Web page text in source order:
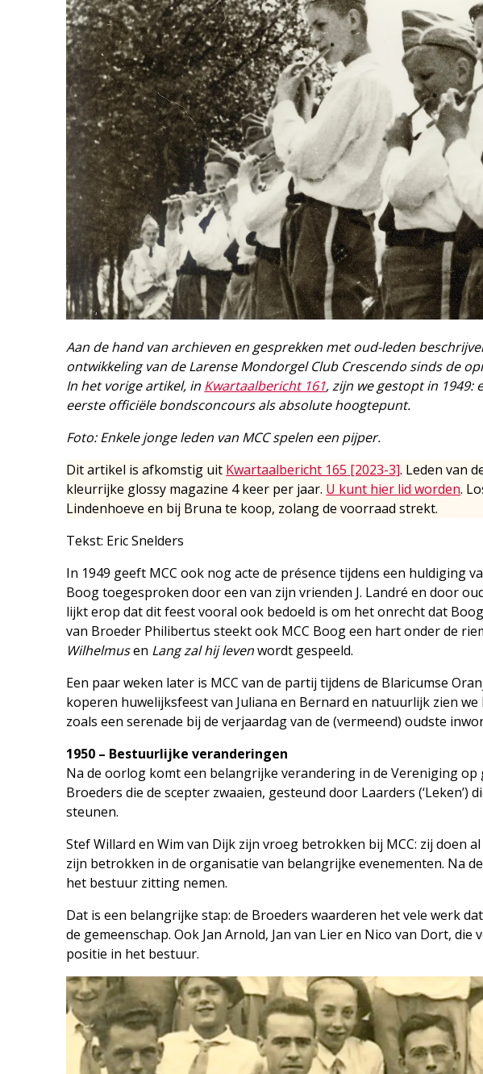
Aan de hand van archieven en gesprekken met oud-leden
ontwikkeling van de Larense Mondorgel Club Crescendo sinds de
In het vorige artikel, in Kwartaalbericht 161, zijn we gestopt in 1949:
eerste officiële bondsconcours als absolute hoogtepunt.
Foto: Enkele jonge leden van MCC spelen een pijper.
Dit artikel is afkomstig uit Kwartaalbericht 165 [2023-3]. Leden van
kleurrijke glossy magazine 4 keer per jaar. U kunt hier lid worden.
Lindenhoeve en bij Bruna te koop, zolang de voorraad strekt.
Tekst: Eric Snelders
In 1949 geeft MCC ook nog acte de présence tijdens een huldiging
Boog toegesproken door een van zijn vrienden J. Landré en door
lijkt erop dat dit feest vooral ook bedoeld is om het onrecht dat
van Broeder Philibertus steekt ook MCC Boog een hart onder de
Wilhelmusen Lang zal hij levenwordt gespeeld.
Een paar weken later is MCC van de partij tijdens de Blaricumse
koperen huwelijksfeest van Juliana en Bernard en natuurlijk zien
zoals een serenade bij de verjaardag van de (vermeend) oudste
1950 – Bestuurlijke veranderingen
Na de oorlog komt een belangrijke verandering in de Vereniging
Broeders die de scepter zwaaien, gesteund door Laarders (‘Leken’)
steunen.
Stef Willard en Wim van Dijk zijn vroeg betrokken bij MCC: zij doen
zijn betrokken in de organisatie van belangrijke evenementen. Na
het bestuur zitting nemen.
Dat is een belangrijke stap: de Broeders waarderen het vele werk
de gemeenschap. Ook Jan Arnold, Jan van Lier en Nico van Dort,
positie in het bestuur.